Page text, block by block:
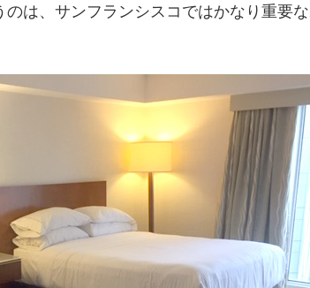
のは、サンフランシスコではかなり重要